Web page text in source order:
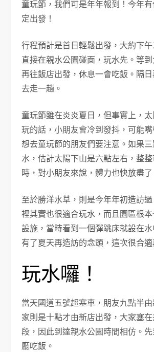
童玩節，我們可是年年報到！今年
定出發！
行程預計是首日輕鬆出發，大約下午
直接在親水公園碰面，玩水先。等到
再往飯店出發，休息一會吃飯。隔
去走一趟。
童玩節雖在炎炎夏日，但事實上，
玩的話，小朋友會冷到發抖，可能嘴
想去童玩節的朋友們要注意。如果
水，估計太陽下山是六點左右，整
時，對小朋友來說，體力也快放盡了
至於勝洋水草，則是今年年初造訪
裡其實也很適合玩水，而且園區根
設施，當時看到一個彈跳床就設在
有了夏天再造訪的念頭，這次很合適
玩水囉！
當天國道五號超塞車，朋友九點半
家則是十點才由新店出發，大家塞
段，因此到達親水公園時間相仿。
廳吃飯。